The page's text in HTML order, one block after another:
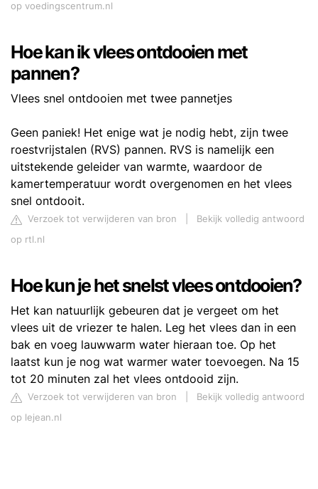
op voedingscentrum.nl
Hoe kan ik vlees ontdooien met
pannen?
Vlees snel ontdooien met twee pannetjes
Geen paniek! Het enige wat je nodig hebt, zijn twee
roestvrijstalen (RVS) pannen. RVS is namelijk een
uitstekende geleider van warmte, waardoor de
kamertemperatuur wordt overgenomen en het vlees
snel ontdooit.
Verzoek tot verwijderen van bron
Bekijk volledig antwoord
op rtl.nl
Hoe kun je het snelst vlees ontdooien?
Het kan natuurlijk gebeuren dat je vergeet om het
vlees uit de vriezer te halen. Leg het vlees dan in een
bak en voeg lauwwarm water hieraan toe. Op het
laatst kun je nog wat warmer water toevoegen. Na 15
tot 20 minuten zal het vlees ontdooid zijn.
Verzoek tot verwijderen van bron
Bekijk volledig antwoord
op lejean.nl